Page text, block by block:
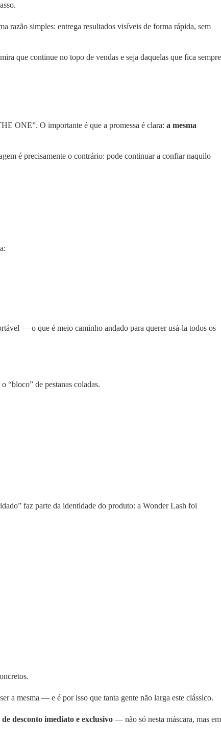
razão simples: entrega resultados visíveis de forma rápida, sem
que continue no topo de vendas e seja daquelas que fica sempre
ONE”. O importante é que a promessa é clara: a mesma
é precisamente o contrário: pode continuar a confiar naquilo
— o que é meio caminho andado para querer usá-la todos os
“bloco” de pestanas coladas.
faz parte da identidade do produto: a Wonder Lash foi
a mesma — e é por isso que tanta gente não larga este clássico.
desconto imediato e exclusivo — não só nesta máscara, mas em